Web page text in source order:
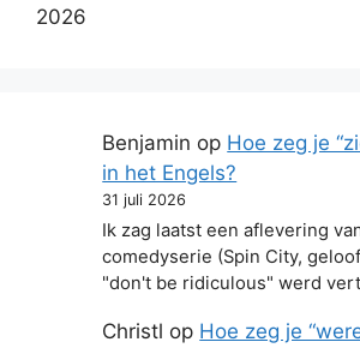
2026
Benjamin op Hoe zeg je
in het Engels?
31 juli 2026
Ik zag laatst een aflevering
comedyserie (Spin City,
"don't be ridiculous" werd
Christl op Hoe zeg je